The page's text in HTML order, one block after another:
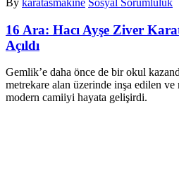
By karatasmakine Sosyal Sorumluluk
16 Ara: Hacı Ayşe Ziver
Açıldı
Gemlik’e daha önce de bir okul
metrekare alan üzerinde inşa edilen
modern camiiyi hayata gelişirdi.